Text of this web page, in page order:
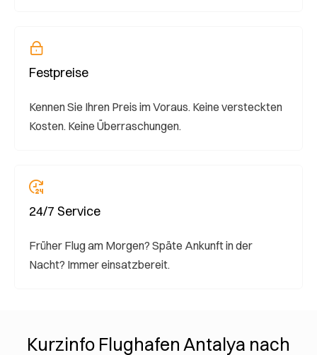
Festpreise
Kennen Sie Ihren Preis im Voraus. Keine versteckten
Kosten. Keine Überraschungen.
24/7 Service
Früher Flug am Morgen? Späte Ankunft in der
Nacht? Immer einsatzbereit.
Kurzinfo Flughafen Antalya nach